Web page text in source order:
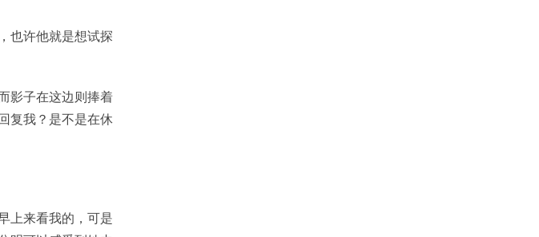
也许他就是想试探
影子在这边则捧着
复我？是不是在休
上来看我的，可是